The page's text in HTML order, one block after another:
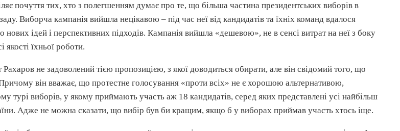
почуття тих, хто з полегшенням думає про те, що більша частина президентських виборів в
Виборча кампанія вийшла нецікавою – під час неї від кандидатів та їхніх команд вдалося
нових ідей і перспективних підходів. Кампанія вийшла «дешевою», не в сенсі витрат на неї з боку
якості їхньої роботи.
Рахаров не задоволений тією пропозицією, з якої доводиться обирати, але він свідомий того, що
він вважає, щопротестне голосування «проти всіх» не є хорошою альтернативою,
турі виборів, у якому приймають участь аж 18 кандидатів, серед яких представлені усі найбільш
Адже не можна сказати, що вибір був би кращим, якщо б у виборах приймав участь хтось іще.